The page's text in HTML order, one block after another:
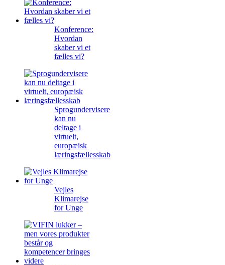
Konference:
Hvordan
skaber vi et
fælles vi?
Sprogundervisere
kan nu
deltage i
virtuelt,
europæisk
læringsfællesskab
Vejles
Klimarejse
for Unge